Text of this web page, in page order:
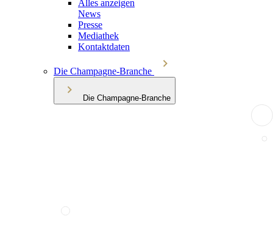
Alles anzeigen
News
Presse
Mediathek
Kontaktdaten
Die Champagne-Branche
Die Champagne-Branche